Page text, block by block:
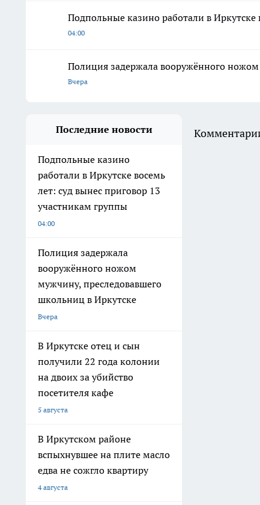
Подпольные казино работали в
04:00
Полиция задержала вооружённого
Вчера
Последние новости
Подпольные казино
работали в Иркутске восемь
лет: суд вынес приговор 13
участникам группы
04:00
Полиция задержала
вооружённого ножом
мужчину, преследовавшего
школьниц в Иркутске
Вчера
В Иркутске отец и сын
получили 22 года колонии
на двоих за убийство
посетителя кафе
5 августа
В Иркутском районе
вспыхнувшее на плите масло
едва не сожгло квартиру
4 августа